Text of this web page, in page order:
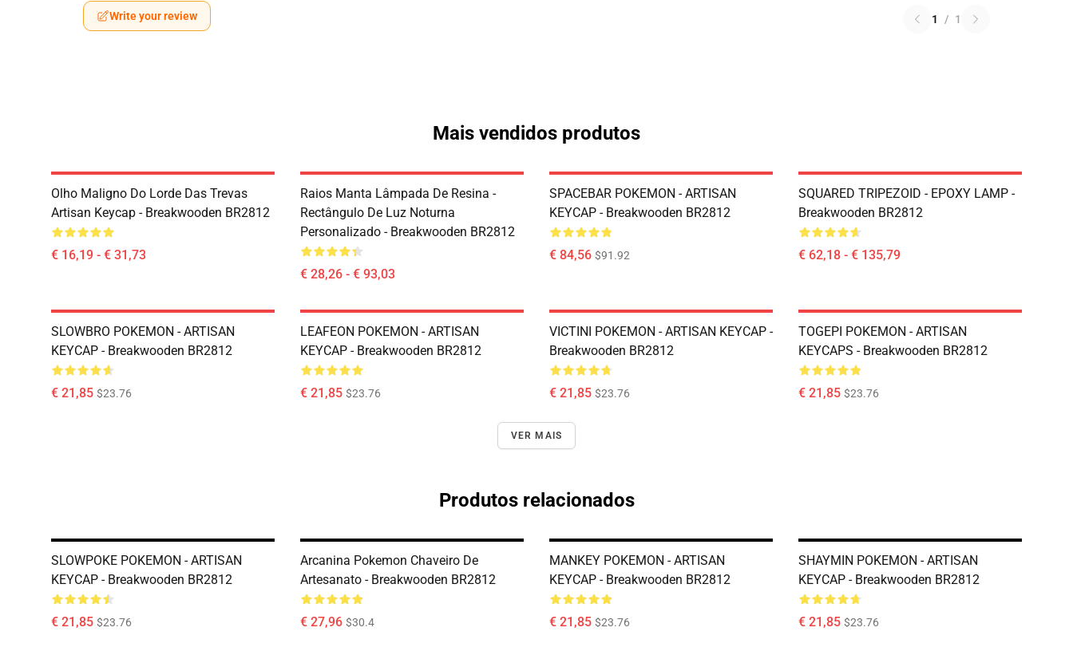
Write your review 1 / 1
Mais vendidos produtos
Olho Maligno Do Lorde Das Trevas
Artisan Keycap - Breakwooden BR2812
€ 16,19 - € 31,73
Raios Manta Lâmpada De Resina -
Rectângulo De Luz Noturna
Personalizado - Breakwooden BR2812
€ 28,26 - € 93,03
SPACEBAR POKEMON - ARTISAN
KEYCAP - Breakwooden BR2812
€ 84,56 $91.92
SQUARED TRIPEZOID - EPOXY LAMP -
Breakwooden BR2812
€ 62,18 - € 135,79
SLOWBRO POKEMON - ARTISAN
KEYCAP - Breakwooden BR2812
€ 21,85 $23.76
LEAFEON POKEMON - ARTISAN
KEYCAP - Breakwooden BR2812
€ 21,85 $23.76
VICTINI POKEMON - ARTISAN KEYCAP -
Breakwooden BR2812
€ 21,85 $23.76
TOGEPI POKEMON - ARTISAN
KEYCAPS - Breakwooden BR2812
€ 21,85 $23.76
VER MAIS
Produtos relacionados
SLOWPOKE POKEMON - ARTISAN
KEYCAP - Breakwooden BR2812
€ 21,85 $23.76
Arcanina Pokemon Chaveiro De
Artesanato - Breakwooden BR2812
€ 27,96 $30.4
MANKEY POKEMON - ARTISAN
KEYCAP - Breakwooden BR2812
€ 21,85 $23.76
SHAYMIN POKEMON - ARTISAN
KEYCAP - Breakwooden BR2812
€ 21,85 $23.76